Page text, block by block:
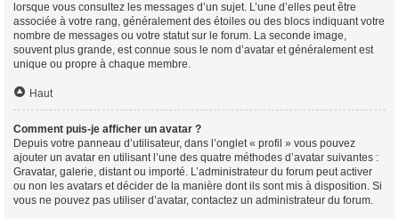
lorsque vous consultez les messages d’un sujet. L’une d’elles peut être
associée à votre rang, généralement des étoiles ou des blocs indiquant votre
nombre de messages ou votre statut sur le forum. La seconde image,
souvent plus grande, est connue sous le nom d’avatar et généralement est
unique ou propre à chaque membre.
Haut
Comment puis-je afficher un avatar ?
Depuis votre panneau d’utilisateur, dans l’onglet « profil » vous pouvez
ajouter un avatar en utilisant l’une des quatre méthodes d’avatar suivantes :
Gravatar, galerie, distant ou importé. L’administrateur du forum peut activer
ou non les avatars et décider de la manière dont ils sont mis à disposition. Si
vous ne pouvez pas utiliser d’avatar, contactez un administrateur du forum.